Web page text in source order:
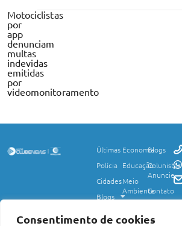
Consentimento de cookies
Motociclistas
por
app
denunciam
multas
indevidas
emitidas
por
videomonitoramento
Últimas
Polícia
Cidades
Blogs
Economia
Educação
Meio
Ambiente
Blogs
Colunistas
Anuncie
Contato